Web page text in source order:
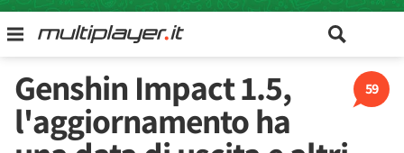
59
Genshin Impact 1.5,
l'aggiornamento ha